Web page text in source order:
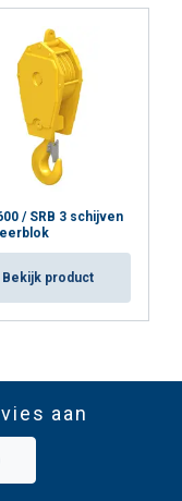
/ SRB 3 schijven
Bekijk product
aan